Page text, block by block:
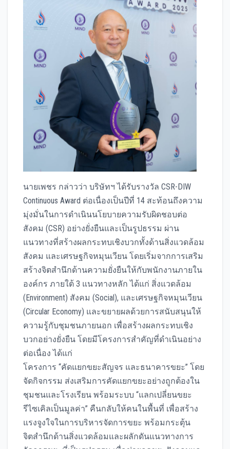
นายเพชร กล่าวว่า บริษัทฯ ได้รับรางวัล CSR-DIW
Continuous Award ต่อเนื่องเป็นปีที่ 14 สะท้อนถึงความ
มุ่งมั่นในการดำเนินนโยบายความรับผิดชอบต่อ
สังคม (CSR) อย่างยั่งยืนและเป็นรูปธรรม ผ่าน
แนวทางที่สร้างผลกระทบเชิงบวกทั้งด้านสิ่งแวดล้อม
สังคม และเศรษฐกิจหมุนเวียน โดยเริ่มจากการเสริม
สร้างจิตสำนึกด้านความยั่งยืนให้กับพนักงานภายใน
องค์กร ภายใต้ 3 แนวทางหลัก ได้แก่ สิ่งแวดล้อม
(Environment) สังคม (Social), และเศรษฐกิจหมุนเวียน
(Circular Economy) และขยายผลด้วยการสนับสนุนให้
ความรู้กับชุมชนภายนอก เพื่อสร้างผลกระทบเชิง
บวกอย่างยั่งยืน โดยมีโครงการสำคัญที่ดำเนินอย่าง
ต่อเนื่อง ได้แก่
โครงการ “คัดแยกขยะสัญจร และธนาคารขยะ” โดย
จัดกิจกรรม ส่งเสริมการคัดแยกขยะอย่างถูกต้องใน
ชุมชนและโรงเรียน พร้อมระบบ “แลกเปลี่ยนขยะ
รีไซเคิลเป็นมูลค่า” คืนกลับให้คนในพื้นที่ เพื่อสร้าง
แรงจูงใจในการบริหารจัดการขยะ พร้อมกระตุ้น
จิตสำนึกด้านสิ่งแวดล้อมและผลักดันแนวทางการ